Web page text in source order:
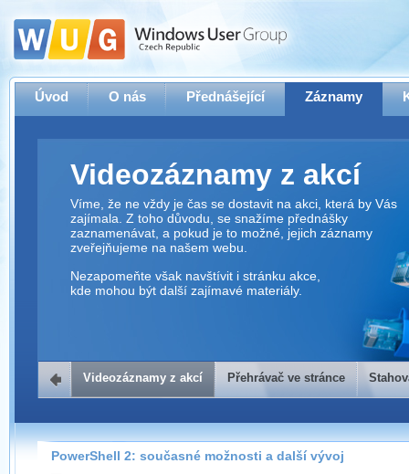
Úvod O nás Přednášející Záznamy
Videozáznamy z akcí
Víme, že ne vždy je čas se dostavit na akci, která by Vás
zajímala. Z toho důvodu, se snažíme přednášky
zaznamenávat, a pokud je to možné, jejich záznamy
zveřejňujeme na našem webu.
Nezapomeňte však navštívit i stránku akce,
kde mohou být další zajímavé materiály.
Přehrávač ve stránce
Záznamy na našem webu můžete pohodlně sledovat
přímo na stránce s využitím našehoHTML 5nebo
Silverlightpřehrávače.
Videozáznamy z akcí Přehrávač ve stránce
PowerShell 2: současné možnosti a další vývoj